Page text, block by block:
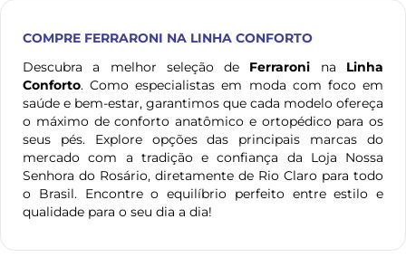
COMPRE FERRARONI NA LINHA CONFORTO
Descubra a melhor seleção de Ferraroni na Linha
Conforto. Como especialistas em moda com foco em
saúde e bem-estar, garantimos que cada modelo ofereça
o máximo de conforto anatômico e ortopédico para os
seus pés. Explore opções das principais marcas do
mercado com a tradição e confiança da Loja Nossa
Senhora do Rosário, diretamente de Rio Claro para todo
o Brasil. Encontre o equilíbrio perfeito entre estilo e
qualidade para o seu dia a dia!